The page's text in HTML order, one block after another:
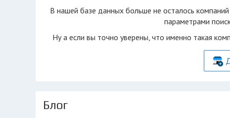
В нашей базе данных больше не осталоcь
параметрами
Ну а если вы точно уверены, что именно такая
Блог